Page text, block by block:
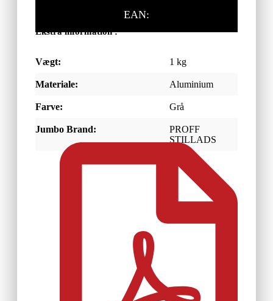
EAN:
Ekstra information :
Vægt: 1 kg
Materiale: Aluminium
Farve: Grå
Jumbo Brand:
PROFF
STILLADS